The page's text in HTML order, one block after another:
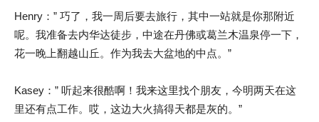
Henry：” 巧了，我一周后要去旅行，其中一站就是你那附近
呢。我准备去内华达徒步，中途在丹佛或葛兰木温泉停一下，
花一晚上翻越山丘。作为我去大盆地的中点。”
Kasey：” 听起来很酷啊！我来这里找个朋友，今明两天在这
里还有点工作。哎，这边大火搞得天都是灰的。”